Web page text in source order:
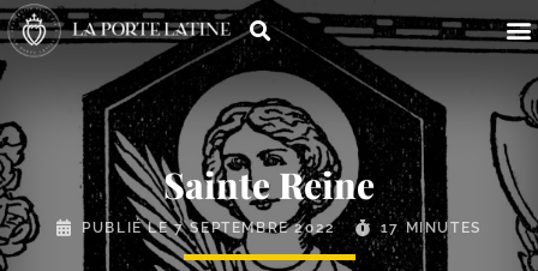
Sainte Reine
PUBLIÉ LE7 SEPTEMBRE 2022 17 MINUTES